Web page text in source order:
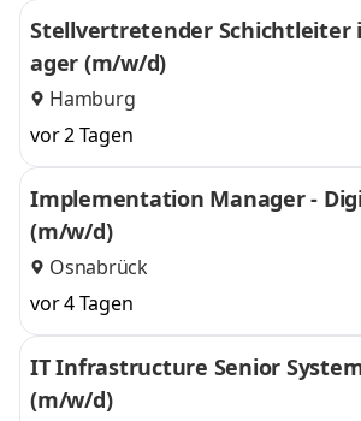
Stellvertretender Schichtleiter
ager (m/w/d)
Hamburg
vor 2 Tagen
Implementation Manager -
(m/w/d)
Osnabrück
vor 4 Tagen
IT Infrastructure Senior
(m/w/d)